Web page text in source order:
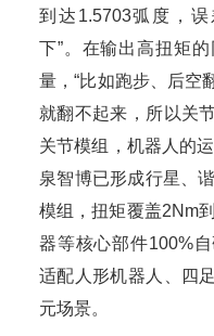
到达1.5703弧度，
下”。在输出高扭矩
量，“比如跑步、后空
就翻不起来，所以关
关节模组，机器人的
泉智博已形成行星、
模组，扭矩覆盖2Nm
器等核心部件100%
适配人形机器人、四
元场景。